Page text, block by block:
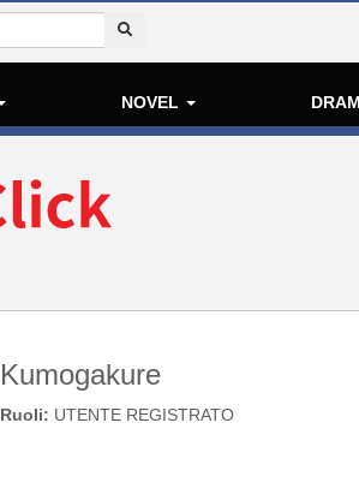
NOVEL
Kumogakure
Ruoli: UTENTE REGISTRATO